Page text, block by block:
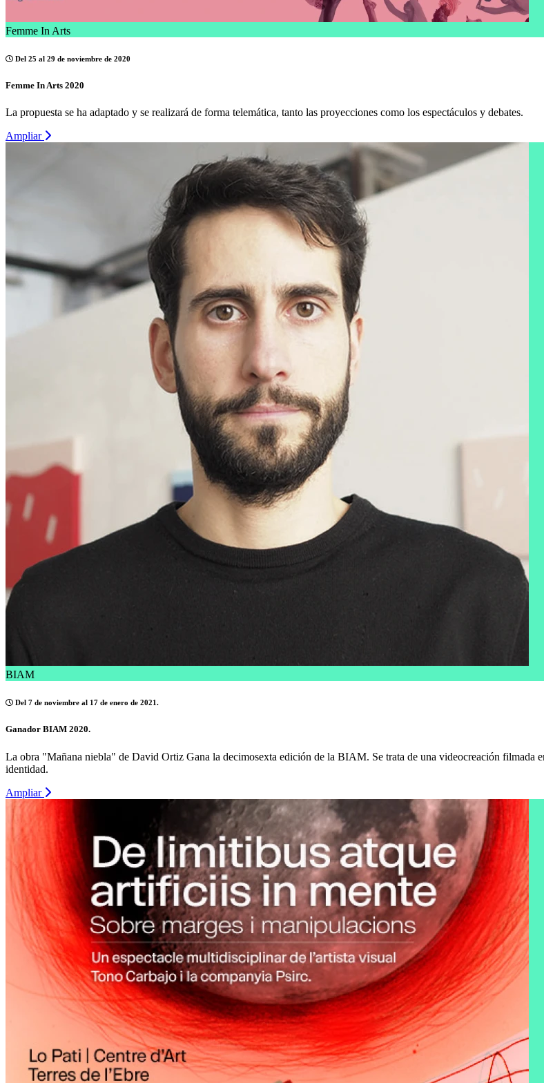
Femme In Arts
Del 25 al 29 de noviembre de 2020
Femme In Arts 2020
La propuesta se ha adaptado y se realizará de forma telemática, tanto las proyecciones como los espectáculos y debates.
Ampliar
BIAM
Del 7 de noviembre al 17 de enero de 2021.
Ganador BIAM 2020.
La obra "Mañana niebla" de David Ortiz Gana la decimosexta edición de la BIAM. Se trata de una videocreación filmada
identidad.
Ampliar